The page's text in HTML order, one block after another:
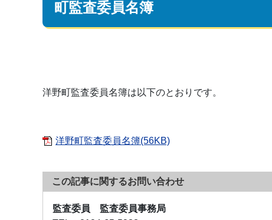
町監査委員名簿
洋野町監査委員名簿は以下のとおりです。
洋野町監査委員名簿(56KB)
この記事に関するお問い合わせ
監査委員 監査委員事務局